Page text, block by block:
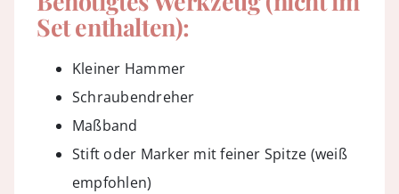
Set enthalten):
Kleiner Hammer
Schraubendreher
Maßband
Stift oder Marker mit feiner Spitze (weiß
empfohlen)